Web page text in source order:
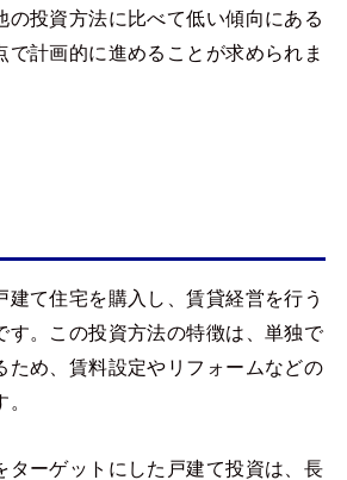
の投資方法に比べて低い傾向にある
で計画的に進めることが求められま
建て住宅を購入し、賃貸経営を行う
す。この投資方法の特徴は、単独で
ため、賃料設定やリフォームなどの
ターゲットにした戸建て投資は、長